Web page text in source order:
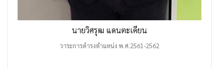
นายวิศรุฒ แดนตะเคียน
วาระการดำรงตำแหน่ง พ.ศ.2561-2562